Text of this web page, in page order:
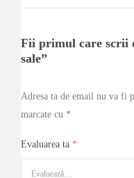
Fii primul care scrii
sale”
Adresa ta de email nu va fi
marcate cu *
Evaluarea ta *